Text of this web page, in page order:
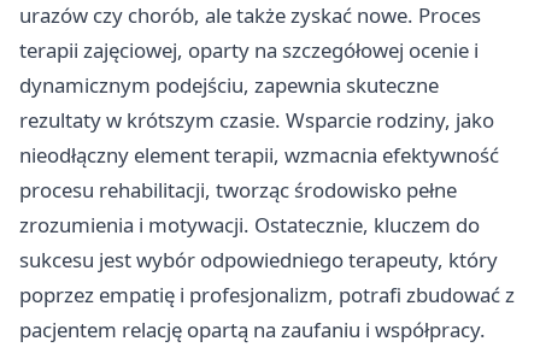
urazów czy chorób, ale także zyskać nowe. Proces
terapii zajęciowej, oparty na szczegółowej ocenie i
dynamicznym podejściu, zapewnia skuteczne
rezultaty w krótszym czasie. Wsparcie rodziny, jako
nieodłączny element terapii, wzmacnia efektywność
procesu rehabilitacji, tworząc środowisko pełne
zrozumienia i motywacji. Ostatecznie, kluczem do
sukcesu jest wybór odpowiedniego terapeuty, który
poprzez empatię i profesjonalizm, potrafi zbudować z
pacjentem relację opartą na zaufaniu i współpracy.